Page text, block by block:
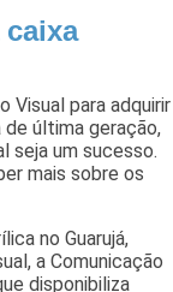
Visual para adquirir
última geração,
seja um sucesso.
mais sobre os
no Guarujá,
a Comunicação
disponibiliza